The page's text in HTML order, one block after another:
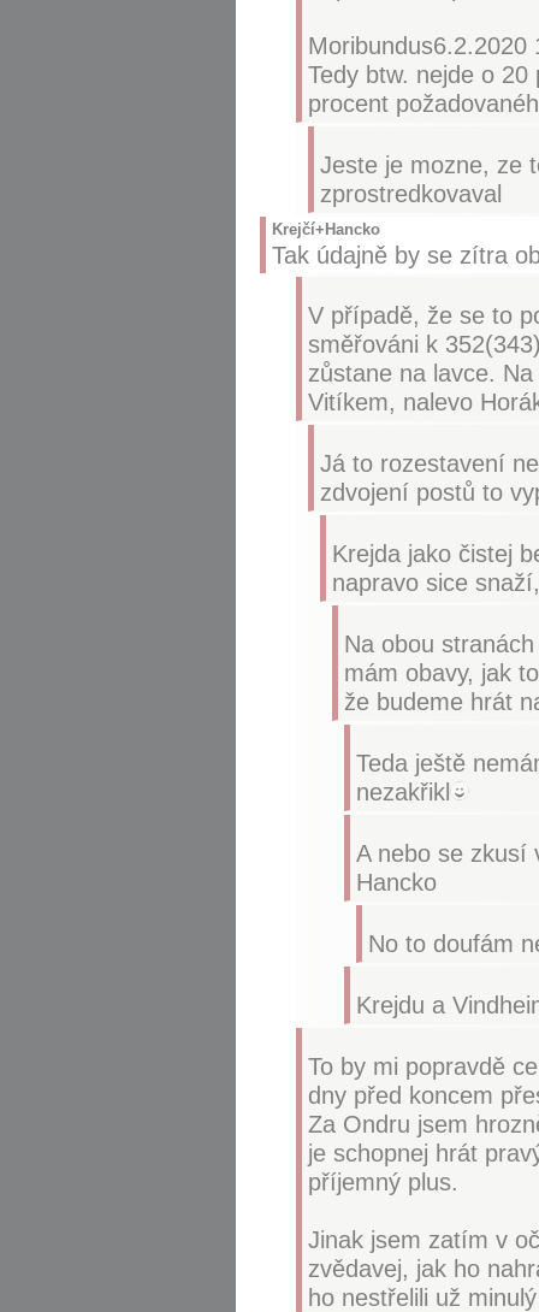
Moribundus6.2.2020
Tedy btw. nejde o
procent
Jeste je mozne, ze
zprostredkovaval
Krejčí+Hancko
Tak údajně by se zítra
V případě, že se to
směřováni k
zůstane na lavce.
Vitíkem, nalevo
Já to rozestavení
zdvojení postů to
Krejda jako čistej
napravo sice
Na obou
mám obavy, jak
že budeme hrát
Teda ještě
nezakřikl
A nebo se zkusí
Hancko
No to doufám
Krejdu a
To by mi popravdě
dny před koncem
Za Ondru jsem
je schopnej hrát
příjemný plus.
Jinak jsem zatím v
zvědavej, jak ho
ho nestřelili už